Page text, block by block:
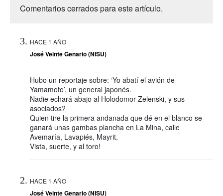
Comentarios cerrados para este artículo.
HACE 1 AÑO
José Veinte Genario (NISU)
Hubo un reportaje sobre: ‘Yo abatí el avión de
Yamamoto’, un general japonés.
Nadie echará abajo al Holodomor Zelenski, y sus
asociados?
Quien tire la primera andanada que dé en el blanco se
ganará unas gambas plancha en La Mina, calle
Avemaría, Lavapiés, Mayrit.
Vista, suerte, y al toro!
HACE 1 AÑO
José Veinte Genario (NISU)